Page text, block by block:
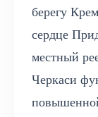
берегу
сердце
местный
Черкаси